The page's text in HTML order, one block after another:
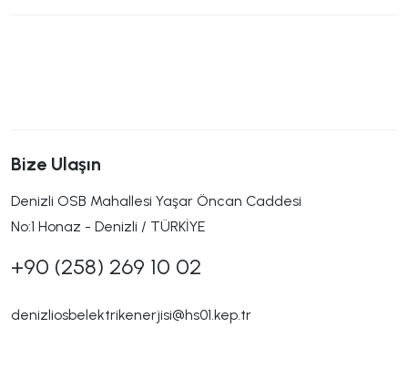
Bize Ulaşın
Denizli OSB Mahallesi Yaşar Öncan Caddesi
No:1 Honaz - Denizli / TÜRKİYE
+90 (258) 269 10 02
denizliosbelektrikenerjisi@hs01.kep.tr